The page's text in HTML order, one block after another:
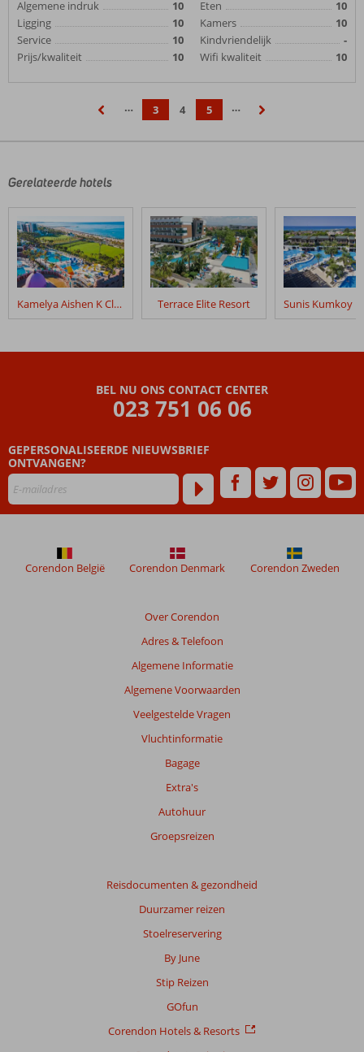
Algemene indruk
10
Ligging
10
Service
10
Prijs/kwaliteit
10
Eten
10
Kamers
10
Kindvriendelijk
-
Wifi kwaliteit
10
… 3 4 5
…
Gerelateerde hotels
Kamelya Aishen K Club Terrace Elite Resort
BEL NU ONS CONTACT CENTER
023 751 06 06
GEPERSONALISEERDE NIEUWSBRIEF
ONTVANGEN?
Over Corendon
Adres & Telefoon
Algemene Informatie
Algemene Voorwaarden
Veelgestelde Vragen
Vluchtinformatie
Bagage
Extra's
Autohuur
Groepsreizen
Reisdocumenten & gezondheid
Duurzamer reizen
Stoelreservering
By June
Stip Reizen
GOfun
Corendon Hotels & Resorts
Corendon België Corendon Denmark Corendon Zweden